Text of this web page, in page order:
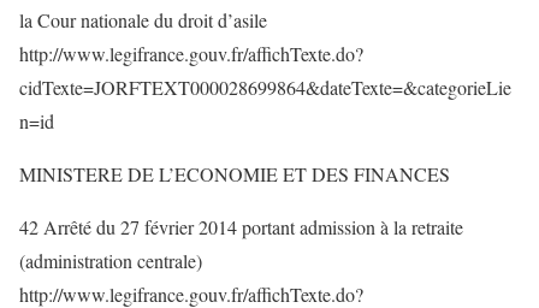
la Cour nationale du droit d’asile
http://www.legifrance.gouv.fr/affichTexte.do?
cidTexte=JORFTEXT000028699864&dateTexte=&categorieLie
n=id
MINISTERE DE L’ECONOMIE ET DES FINANCES
42 Arrêté du 27 février 2014 portant admission à la retraite
(administration centrale)
http://www.legifrance.gouv.fr/affichTexte.do?